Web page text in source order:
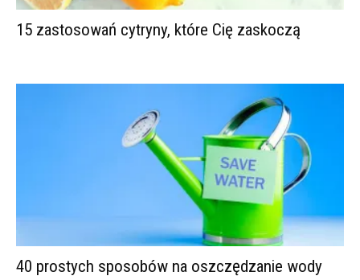
15 zastosowań cytryny, które Cię zaskoczą
40 prostych sposobów na oszczędzanie wody